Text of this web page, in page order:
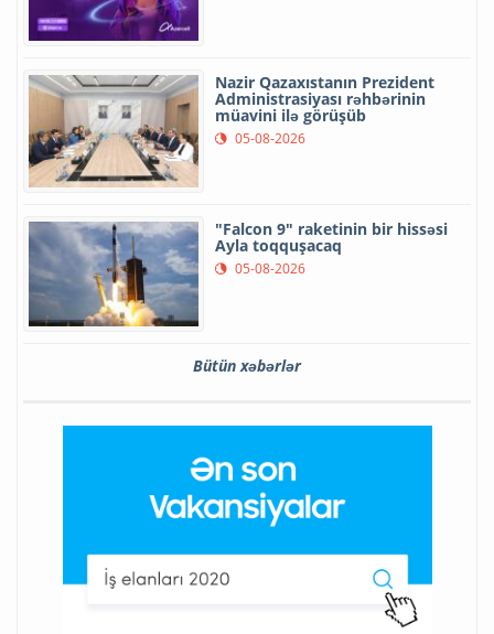
Nazir Qazaxıstanın Prezident
Administrasiyası rəhbərinin
müavini ilə görüşüb
05-08-2026
"Falcon 9" raketinin bir hissəsi
Ayla toqquşacaq
05-08-2026
Bütün xəbərlər